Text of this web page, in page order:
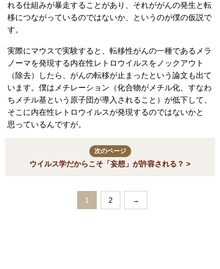
れる仕組みが暴走することがあり、それががんの発生と転
移につながっているのではないか、というのが僕の仮説で
す。
実際にマウスで実験すると、転移性がんの一種であるメラ
ノーマを発現する内在性レトロウイルスをノックアウト
（除去）したら、がんの転移が止まったという論文も出て
います。僕はメチレーション（化合物がメチル化、すなわ
ちメチル基という原子団が導入されること）が低下して、
そこに内在性レトロウイルスが発現するのではないかと
思っているんですが。
次のページ
ウイルス学だからこそ「妄想」が許容される？ >
1 2 →